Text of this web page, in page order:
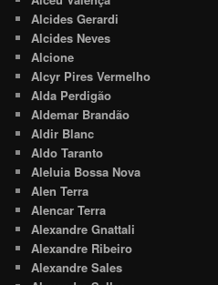
Alcides Gerardi
Alcides Neves
Alcione
Alcyr Pires Vermelho
Alda Perdigão
Aldemar Brandão
Aldir Blanc
Aldo Taranto
Aleluia Bossa Nova
Alen Terra
Alencar Terra
Alexandre Gnattali
Alexandre Ribeiro
Alexandre Sales